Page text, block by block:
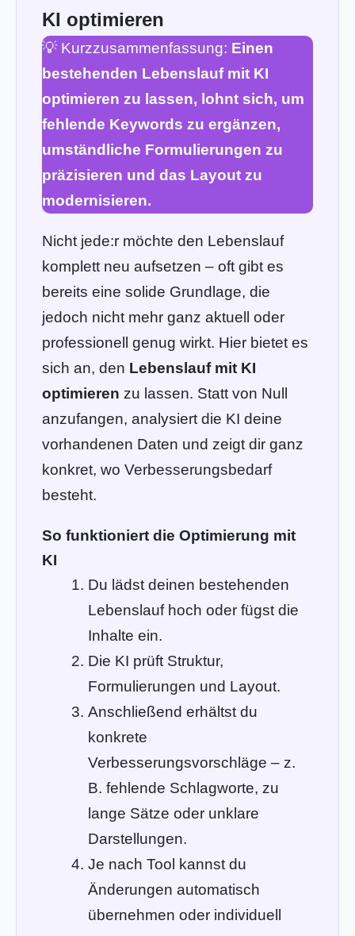
KI optimieren
💡 Kurzzusammenfassung: Einen
bestehenden Lebenslauf mit KI
optimieren zu lassen, lohnt sich, um
fehlende Keywords zu ergänzen,
umständliche Formulierungen zu
präzisieren und das Layout zu
modernisieren.
Nicht jede:r möchte den Lebenslauf
komplett neu aufsetzen – oft gibt es
bereits eine solide Grundlage, die
jedoch nicht mehr ganz aktuell oder
professionell genug wirkt. Hier bietet es
sich an, den Lebenslauf mit KI
optimieren zu lassen. Statt von Null
anzufangen, analysiert die KI deine
vorhandenen Daten und zeigt dir ganz
konkret, wo Verbesserungsbedarf
besteht.
So funktioniert die Optimierung mit
KI
Du lädst deinen bestehenden
Lebenslauf hoch oder fügst die
Inhalte ein.
Die KI prüft Struktur,
Formulierungen und Layout.
Anschließend erhältst du
konkrete
Verbesserungsvorschläge – z.
B. fehlende Schlagworte, zu
lange Sätze oder unklare
Darstellungen.
Je nach Tool kannst du
Änderungen automatisch
übernehmen oder individuell